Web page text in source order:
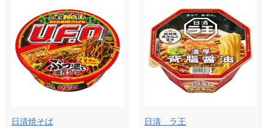
日清焼そば 日清 ラ王